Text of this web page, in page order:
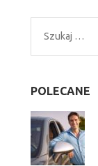
Szukaj:
POLECANE